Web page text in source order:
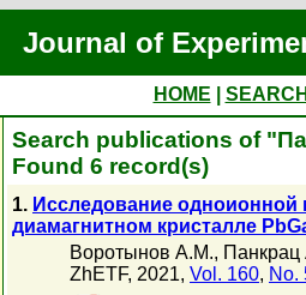
Journal of
HOME
Search publications of
Found 6 record(s)
1. Исследование одноионной
диамагнитном кристалле
Воротынов А.М.,
ZhETF, 2021, Vol. 160, No.